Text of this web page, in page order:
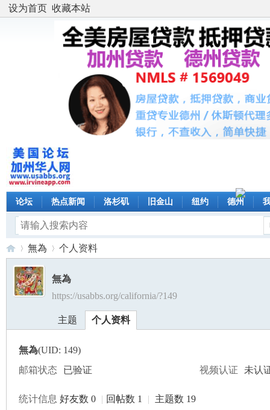
设为首页 收藏本站
论坛 热点新闻 洛杉矶 旧金山 纽约 德州
美›
無為 个人资料
無為
https://usabbs.org/california/?149
主题 个人资料
無為(UID: 149)
邮箱状态
已验证 视频认证 未认
统计信息 好友数 0 | 回帖数 1 | 主题数 19